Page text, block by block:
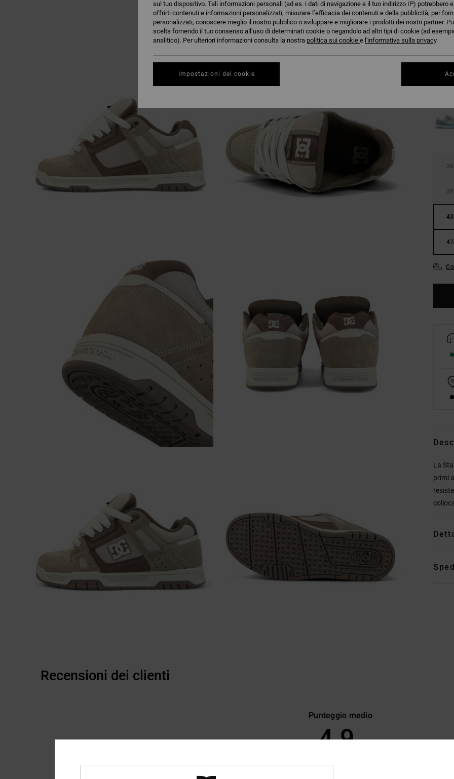
36
39
43
47
La
primi
Recensioni dei clienti
Punteggio medio
4.9
sul tuo dispositivo. Tali informazioni personali (ad es. i dati di navigazione e il tuo indirizzo IP) potrebbero
offrirti contenuti e informazioni personalizzati, misurare l’efficacia dei contenuti e della pubblicità, per
personalizzati, conoscere meglio il nostro pubblico o sviluppare e migliorare i prodotti dei nostri partner.
scelta fornendo il tuo consenso all’uso di determinati cookie o negandolo ad altri tipi di cookie (ad
analitico). Per ulteriori informazioni consulta la nostra politica sui cookie e l'informativa sulla privacy.
Impostazioni dei cookie